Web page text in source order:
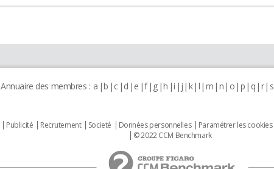
Annuaire des membres : a b c d e f g h i j k l m n o p q r s
Publicité Recrutement Societé Données personnelles Paramétrer les cookies
© 2022 CCM Benchmark